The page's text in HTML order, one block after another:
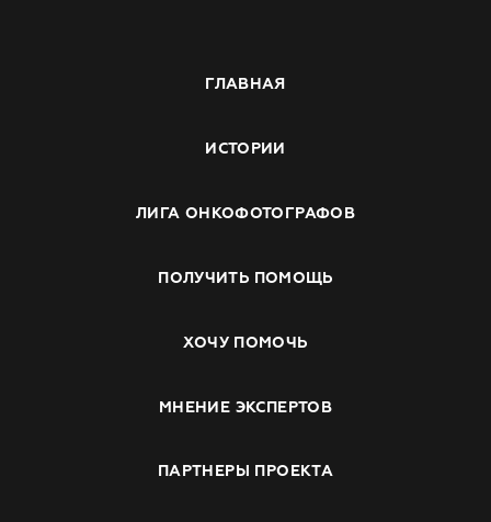
ГЛАВНАЯ
ИСТОРИИ
ЛИГА ОНКОФОТОГРАФОВ
ПОЛУЧИТЬ ПОМОЩЬ
ХОЧУ ПОМОЧЬ
МНЕНИЕ ЭКСПЕРТОВ
ПАРТНЕРЫ ПРОЕКТА